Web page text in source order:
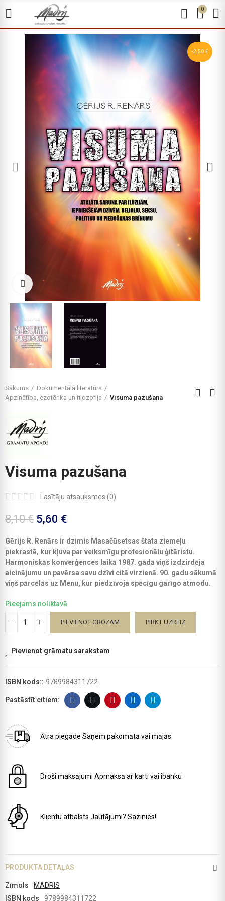
0
-2,50 €
Click to enlarge
Sākums
Dokumentālā literatūra
Apzinātība, ezotērika un filozofija
Visuma pazušana
Visuma pazušana
Lasītāju atsauksmes (0)
8,10 € 5,60 €
Gērijs R. Renārs ir dzimis Masačūsetsas štata ziemeļu
piekrastē, kur kļuva par veiksmīgu profesionālu ģitāristu.
Harmoniskās konverģences laikā 1987. gadā viņš izdzirdēja
aicinājumu un pavērsa savu dzīvi citā virzienā. 90. gadu sākumā
viņš pārcēlās uz Menu, kur piedzīvoja spēcīgu garīgo atmodu.
Pieejams noliktavā
PIEVIENOT GROZAM PIRKT UZREIZ
Pievienot grāmatu sarakstam
ISBN kods:: 9789984311722
Ātra piegāde Saņem pakomātā vai mājās
Droši maksājumi Apmaksā ar karti vai ibanku
Klientu atbalsts Jautājumi? Sazinies!
PRODUKTA DETAĻAS
Zīmols
MADRIS
ISBN kods
9789984311722